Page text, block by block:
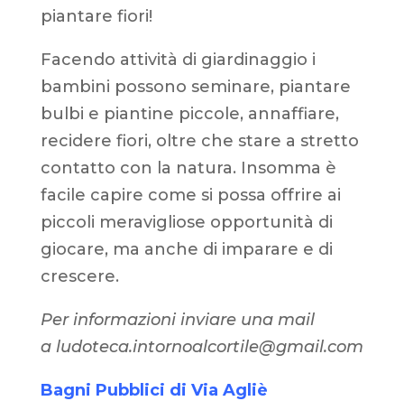
piantare fiori!
Facendo attività di giardinaggio i
bambini possono seminare, piantare
bulbi e piantine piccole, annaffiare,
recidere fiori, oltre che stare a stretto
contatto con la natura. Insomma è
facile capire come si possa offrire ai
piccoli meravigliose opportunità di
giocare, ma anche di imparare e di
crescere.
Per informazioni inviare una mail
a ludoteca.intornoalcortile@gmail.com
Bagni Pubblici di Via Agliè